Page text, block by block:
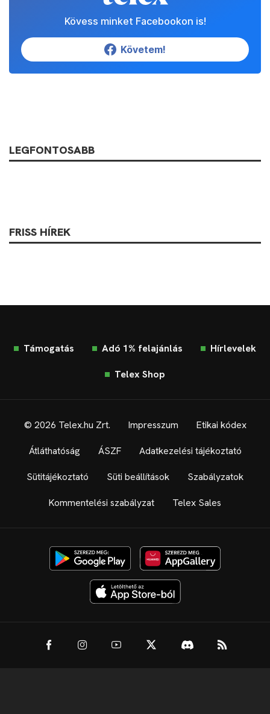
Kövess minket Facebookon is!
Követem!
LEGFONTOSABB
FRISS HÍREK
Támogatás Adó 1% felajánlás Hírlevelek
Telex Shop
© 2026 Telex.hu Zrt. Impresszum Etikai kódex
Átláthatóság ÁSZF Adatkezelési tájékoztató
Sütitájékoztató Süti beállítások Szabályzatok
Kommentelési szabályzat Telex Sales